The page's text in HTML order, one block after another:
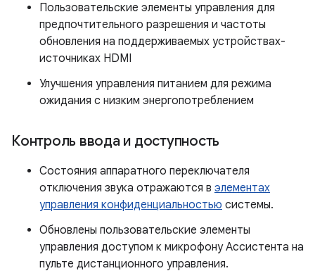
Пользовательские элементы управления для
предпочтительного разрешения и частоты
обновления на поддерживаемых устройствах-
источниках HDMI
Улучшения управления питанием для режима
ожидания с низким энергопотреблением
Контроль ввода и доступность
Состояния аппаратного переключателя
отключения звука отражаются в элементах
управления конфиденциальностью системы.
Обновлены пользовательские элементы
управления доступом к микрофону Ассистента на
пульте дистанционного управления.